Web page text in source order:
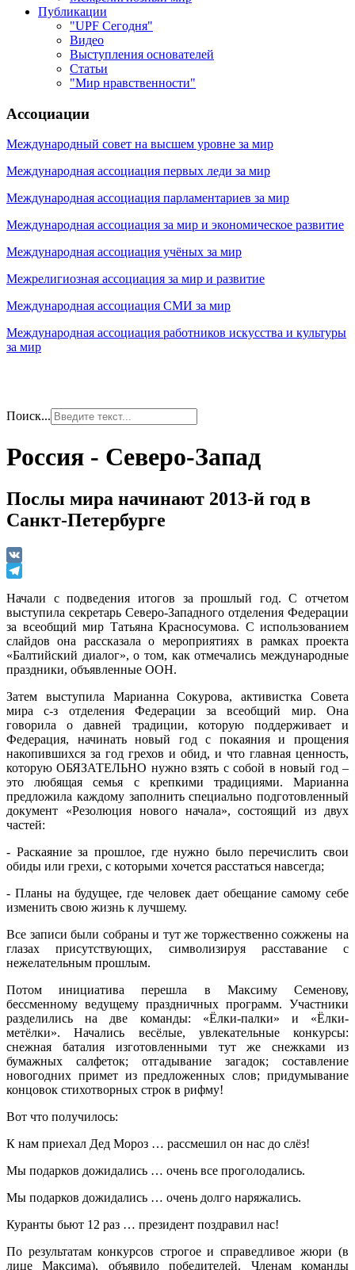
Публикации
"UPF Сегодня"
Видео
Выступления основателей
Статьи
"Мир нравственности"
Ассоциации
Международный совет на высшем уровне за мир
Международная ассоциация первых леди за мир
Международная ассоциация парламентариев за мир
Международная ассоциация за мир и экономическое развитие
Международная ассоциация учёных за мир
Межрелигиозная ассоциация за мир и развитие
Международная ассоциация СМИ за мир
Международная ассоциация работников искусства и культуры
за мир
Поиск...
Россия - Северо-Запад
Послы мира начинают 2013-й год в
Санкт-Петербурге
VK
Начали с подведения итогов за прошлый год. С отчетом
выступила секретарь Северо-Западного отделения Федерации
за всеобщий мир Татьяна Красносумова. С использованием
слайдов она рассказала о мероприятиях в рамках проекта
«Балтийский диалог», о том, как отмечались международные
праздники, объявленные ООН.
Затем выступила Марианна Сокурова, активистка Совета
мира с-з отделения Федерации за всеобщий мир. Она
говорила о давней традиции, которую поддерживает и
Федерация, начинать новый год с покаяния и прощения
накопившихся за год грехов и обид, и что главная ценность,
которую ОБЯЗАТЕЛЬНО нужно взять с собой в новый год –
это любящая семья с крепкими традициями. Марианна
предложила каждому заполнить специально подготовленный
документ «Резолюция нового начала», состоящий из двух
частей:
- Раскаяние за прошлое, где нужно было перечислить свои
обиды или грехи, с которыми хочется расстаться навсегда;
- Планы на будущее, где человек дает обещание самому себе
изменить свою жизнь к лучшему.
Все записи были собраны и тут же торжественно сожжены на
глазах присутствующих, символизируя расставание с
нежелательным прошлым.
Потом инициатива перешла в Максиму Семенову,
бессменному ведущему праздничных программ. Участники
разделились на две команды: «Ёлки-палки» и «Ёлки-
метёлки». Начались весёлые, увлекательные конкурсы:
снежная баталия изготовленными тут же снежками из
бумажных салфеток; отгадывание загадок; составление
новогодних примет из предложенных слов; придумывание
концовок стихотворных строк в рифму!
Вот что получилось:
К нам приехал Дед Мороз … рассмешил он нас до слёз!
Мы подарков дожидались … очень все проголодались.
Мы подарков дожидались … очень долго наряжались.
Куранты бьют 12 раз … президент поздравил нас!
По результатам конкурсов строгое и справедливое жюри (в
лице Максима), объявило победителей. Членам команды